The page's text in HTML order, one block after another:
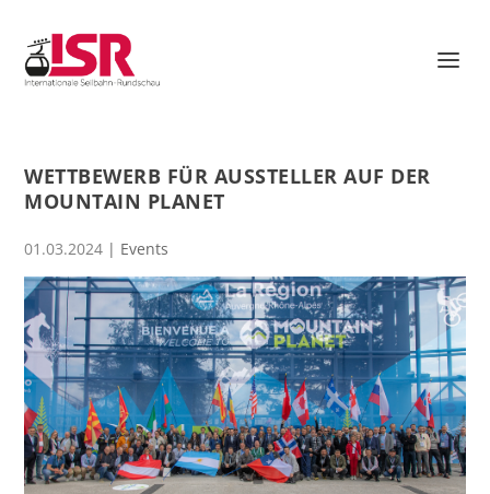
WETTBEWERB FÜR AUSSTELLER AUF DER
MOUNTAIN PLANET
01.03.2024 | Events